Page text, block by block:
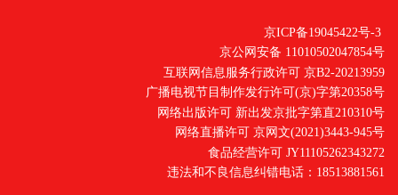
京ICP备19045422号-3
京公网安备 11010502047854号
互联网信息服务行政许可 京B2-20213959
广播电视节目制作发行许可(京)字第20358号
网络出版许可 新出发京批字第直210310号
网络直播许可 京网文(2021)3443-945号
食品经营许可 JY11105262343272
违法和不良信息纠错电话：18513881561